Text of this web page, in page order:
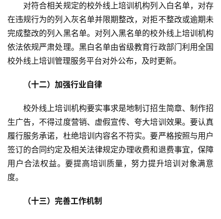
对符合相关规定的校外线上培训机构列入白名单，对存
在违规行为的列入灰名单并限期整改，对拒不整改或逾期未
完成整改的列入黑名单。对列入黑名单的校外线上培训机构
依法依规严肃处理。黑白名单由省级教育行政部门利用全国
校外线上培训管理服务平台对外公布，及时更新。
（十二）加强行业自律
校外线上培训机构要实事求是地制订招生简章、制作招
生广告，不得过度营销、虚假宣传、夸大培训效果。要认真
履行服务承诺，杜绝培训内容名不符实。要严格按照与用户
签订的合同约定及相关法律规定办理收费和退费事宜，保障
用户合法权益。要提高培训质量，努力提升培训对象满意
度。
（十三）完善工作机制